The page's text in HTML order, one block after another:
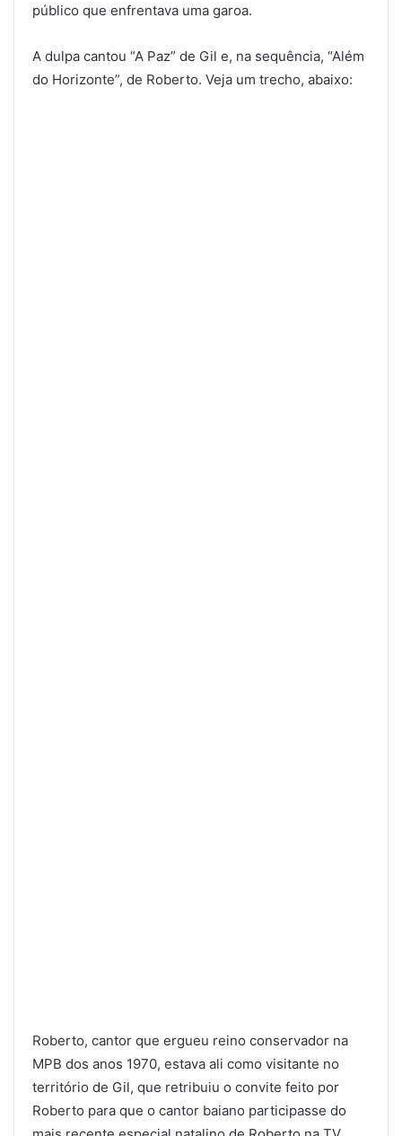
público que enfrentava uma garoa.
A dulpa cantou “A Paz” de Gil e, na sequência, “Além
do Horizonte”, de Roberto. Veja um trecho, abaixo:
Roberto, cantor que ergueu reino conservador na
MPB dos anos 1970, estava ali como visitante no
território de Gil, que retribuiu o convite feito por
Roberto para que o cantor baiano participasse do